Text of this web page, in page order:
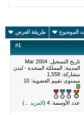
الموضوع طريقة العرض
#1
تاريخ التسجيل: Mar 2004
المدينة: المملكة المتحدة - لندن
مشاركة: 1,558
مستوى تقييم العضوية: 10
عدد الأوسمة: 4 ( المزيد ... )